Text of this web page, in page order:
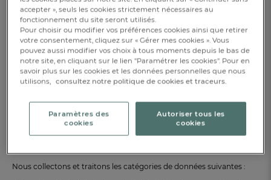
LINVOSGES a désigné un Conseiller à la protection des données
auprès du Préposé fédéral à la protection des données et à la
transparence (PFPDT).
Pour toute question relative à vos données personnelles :
• E-mail :dpo@linvosges.com
• Courrier : LINVOSGES – Conseiller à la protection des données
3 - Données collectées
Nous collectons et traitons les catégories de données suivantes :
accepter », seuls les cookies strictement nécessaires au
fonctionnement du site seront utilisés.
Pour choisir ou modifier vos préférences cookies ainsi que retirer
votre consentement, cliquez sur « Gérer mes cookies ». Vous
pouvez aussi modifier vos choix à tous moments depuis le bas de
notre site, en cliquant sur le lien "Paramétrer les cookies". Pour en
savoir plus sur les cookies et les données personnelles que nous
utilisons, consultez notre politique de cookies et traceurs.
Paramètres des
cookies
Autoriser tous les
cookies